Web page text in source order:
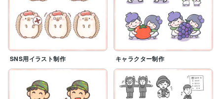
SNS用イラスト制作 キャラクター制作